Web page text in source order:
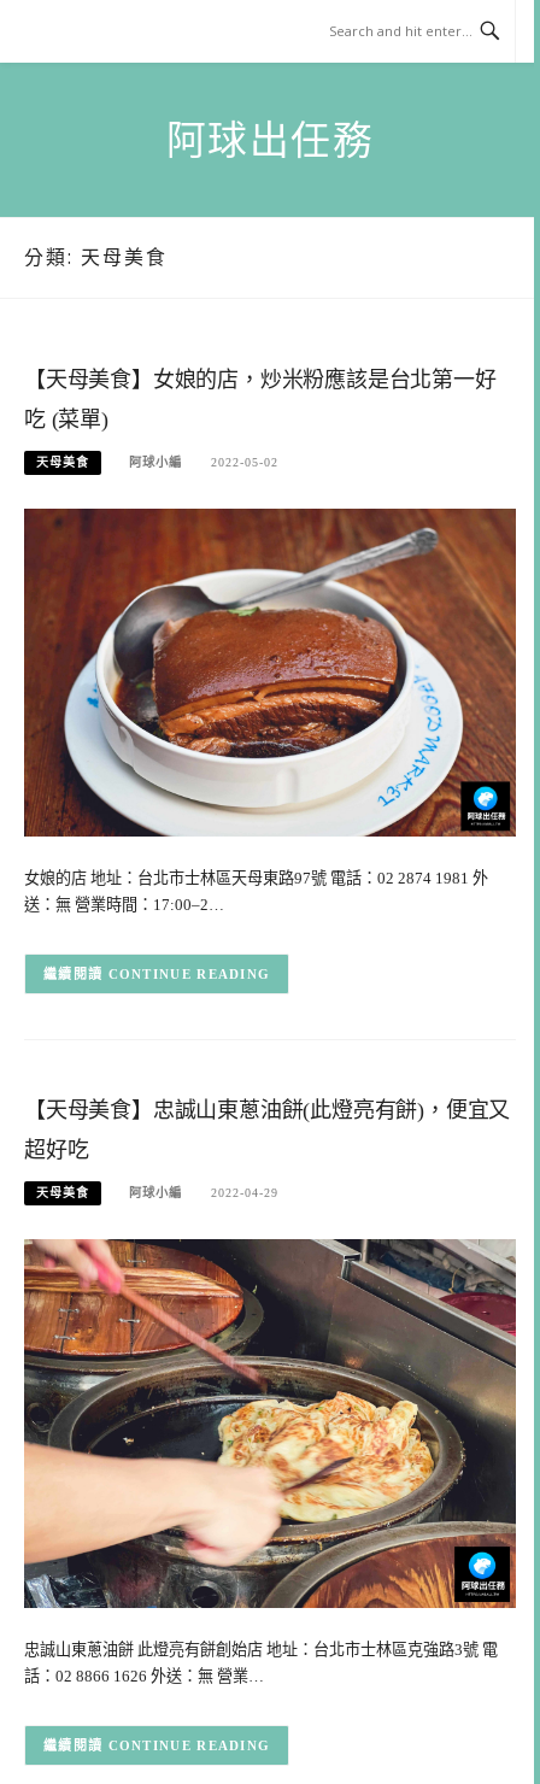
content
阿球出任務
分類: 天母美食
【天母美食】女娘的店，炒米粉應該是台北第一好
吃 (菜單)
天母美食 阿球小編 2022-05-02
女娘的店 地址：台北市士林區天母東路97號 電話：02 2874 1981 外
送：無 營業時間：17:00–2…
CONTINUE READING
【天母美食】忠誠山東蔥油餅(此燈亮有餅)，便宜又
超好吃
天母美食 阿球小編 2022-04-29
忠誠山東蔥油餅 此燈亮有餅創始店 地址：台北市士林區克強路3號 電
話：02 8866 1626 外送：無 營業…
CONTINUE READING